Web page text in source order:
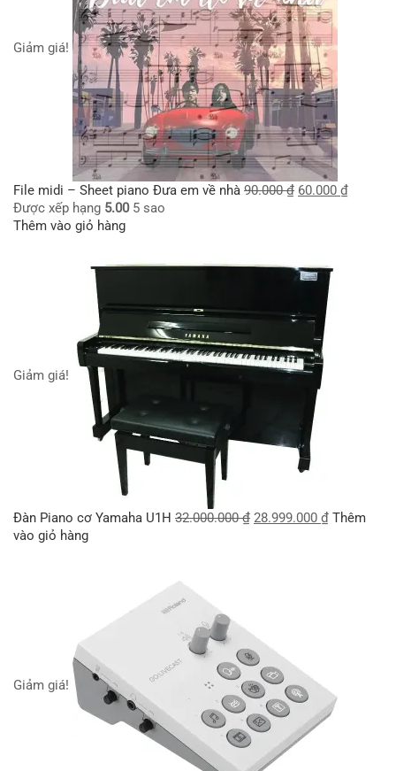
Giảm giá!
File midi – Sheet piano Đưa em về nhà 90.000₫ 60.000 ₫
Được xếp hạng 5.005 sao
Thêm vào giỏ hàng
Giảm giá!
Đàn Piano cơ Yamaha U1H 32.000.000₫ 28.999.000 ₫ Thêm
vào giỏ hàng
Giảm giá!